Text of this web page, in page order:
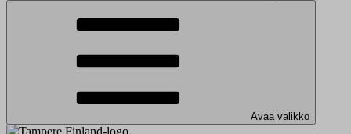
Avaa valikko